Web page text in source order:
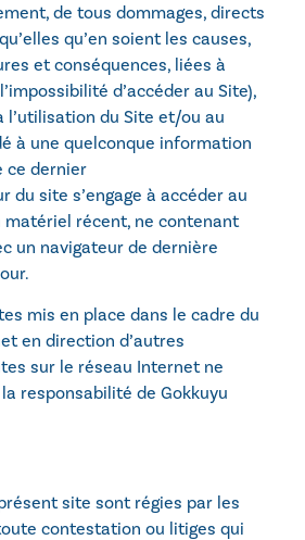
de tous dommages, directs
qu’en soient les causes,
et conséquences, liées à
d’accéder au Site),
l’utilisation du Site et/ou au
à une quelconque information
ce dernier
du site s’engage à accéder au
récent, ne contenant
un navigateur de dernière
mis en place dans le cadre du
en direction d’autres
sur le réseau Internet ne
responsabilité de Gokkuyu
site sont régies par les
contestation ou litiges qui